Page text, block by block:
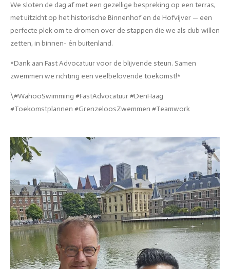
We sloten de dag af met een gezellige bespreking op een terras,
met uitzicht op het historische Binnenhof en de Hofvijver — een
perfecte plek om te dromen over de stappen die we als club willen
zetten, in binnen- én buitenland.
*Dank aan Fast Advocatuur voor de blijvende steun. Samen
zwemmen we richting een veelbelovende toekomst!*
\#WahooSwimming #FastAdvocatuur #DenHaag
#Toekomstplannen #GrenzeloosZwemmen #Teamwork